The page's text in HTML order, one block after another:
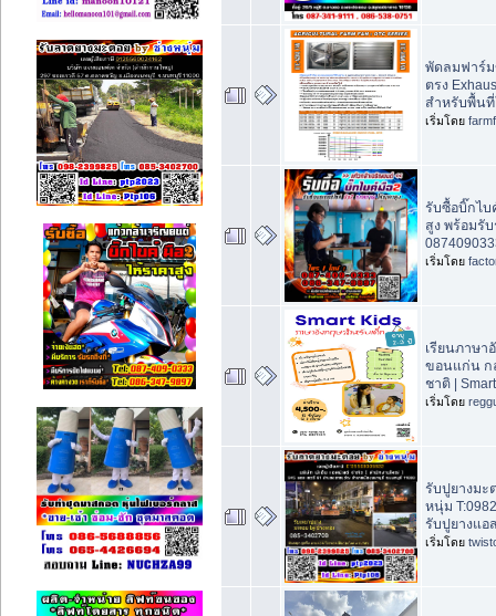
พัดลมฟาร์
ตรง
สำหรับพื้น
เริ่มโดย
รับซื้อบิ๊กไ
สูง พร้อมรั
เริ่มโดย
เรียนภาษา
ขอนแก่น ก
ชาติ |
เริ่มโดย
รับปูยางมะ
หนุ่ม
รับปูยางแอ
เริ่มโดย